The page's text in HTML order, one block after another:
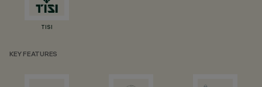
TISI
KEY FEATURES